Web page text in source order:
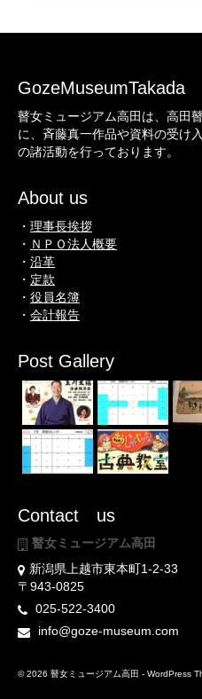
GozeMuseumTakada
瞽女ミュージアム高田は、高田
に、斉藤真一作品や資料の受け
の諸活動を行っております。
About us
・ 理事長挨拶
・ ＮＰＯ法人概要
・ 沿革
・ 定款
・ 役員名簿
・ 会計報告
Post Gallery
Contact us
瞽女ミュージアム高田
新潟県上越市東本町1-2-33
〒943-0825
025-522-3400
info@goze-museum.com
© 2026 瞽女ミュージアム高田 - WordPress